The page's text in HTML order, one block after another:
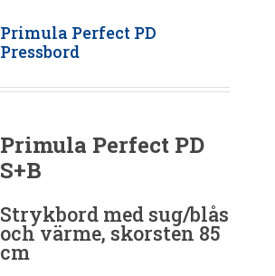
Primula Perfect PD
Pressbord
Primula Perfect PD
S+B
Strykbord med sug/blås
och värme, skorsten 85
cm